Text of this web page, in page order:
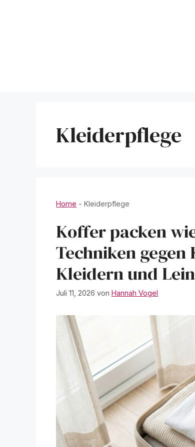
Kleiderpflege
Home - Kleiderpflege
Koffer packen
Techniken
Kleidern und
Juli 11, 2026 von Hannah Vogel